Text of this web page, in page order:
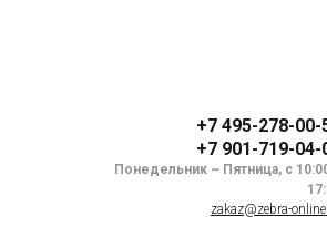
+7 495-278-00-
+7 901-719-04-
Понедельник ~ Пятница, с
zakaz@zebra-